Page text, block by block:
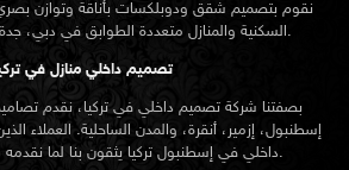
نقوم بتصميم شقق ودوبلكسات بأناقة وتوازن
السكنية والمنازل متعددة الطوابق في دبي، جدة، الدوحة، وإسطنبول.
تصميم داخلي منازل في
بصفتنا شركة تصميم داخلي في تركيا، نقدم
إسطنبول، إزمير، أنقرة، والمدن الساحلية. العملاء
داخلي في إسطنبولتركيا يثقون بنا لما نقدمه من خدمات متكاملة.